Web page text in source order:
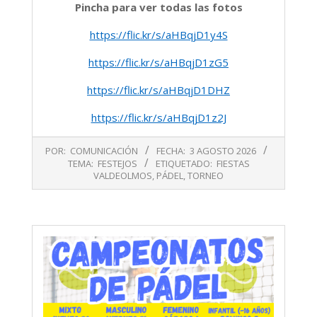
Pincha para ver todas las fotos
https://flic.kr/s/aHBqjD1y4S
https://flic.kr/s/aHBqjD1zG5
https://flic.kr/s/aHBqjD1DHZ
https://flic.kr/s/aHBqjD1z2J
08-
POR: COMUNICACIÓN FECHA: 3 AGOSTO 2026
TEMA: FESTEJOS ETIQUETADO: FIESTAS
VALDEOLMOS, PÁDEL,TORNEO